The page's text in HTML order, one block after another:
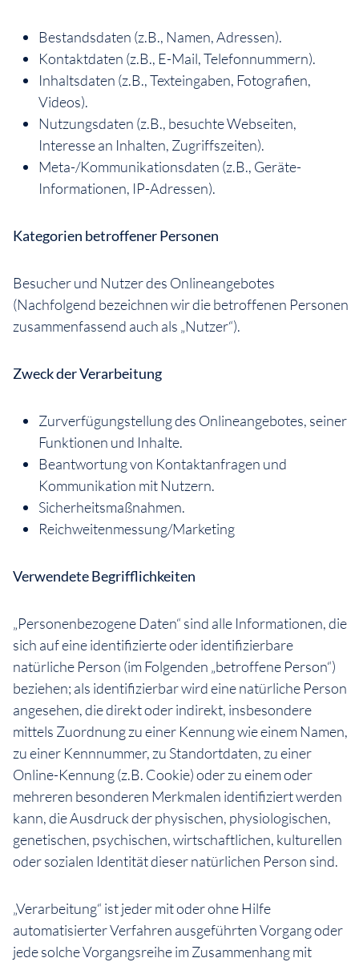
Bestandsdaten (z.B., Namen, Adressen).
Kontaktdaten (z.B., E-Mail, Telefonnummern).
Inhaltsdaten (z.B., Texteingaben, Fotografien,
Videos).
Nutzungsdaten (z.B., besuchte Webseiten,
Interesse an Inhalten, Zugriffszeiten).
Meta-/Kommunikationsdaten (z.B., Geräte-
Informationen, IP-Adressen).
Kategorien betroffener Personen
Besucher und Nutzer des Onlineangebotes
(Nachfolgend bezeichnen wir die betroffenen Personen
zusammenfassend auch als „Nutzer“).
Zweck der Verarbeitung
Zurverfügungstellung des Onlineangebotes, seiner
Funktionen und Inhalte.
Beantwortung von Kontaktanfragen und
Kommunikation mit Nutzern.
Sicherheitsmaßnahmen.
Reichweitenmessung/Marketing
Verwendete Begrifflichkeiten
„Personenbezogene Daten“ sind alle Informationen, die
sich auf eine identifizierte oder identifizierbare
natürliche Person (im Folgenden „betroffene Person“)
beziehen; als identifizierbar wird eine natürliche Person
angesehen, die direkt oder indirekt, insbesondere
mittels Zuordnung zu einer Kennung wie einem Namen,
zu einer Kennnummer, zu Standortdaten, zu einer
Online-Kennung (z.B. Cookie) oder zu einem oder
mehreren besonderen Merkmalen identifiziert werden
kann, die Ausdruck der physischen, physiologischen,
genetischen, psychischen, wirtschaftlichen, kulturellen
oder sozialen Identität dieser natürlichen Person sind.
„Verarbeitung“ ist jeder mit oder ohne Hilfe
automatisierter Verfahren ausgeführten Vorgang oder
jede solche Vorgangsreihe im Zusammenhang mit